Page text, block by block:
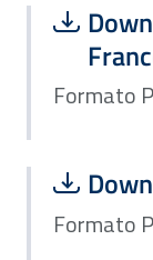
Scarica
Formato
Scarica
Formato